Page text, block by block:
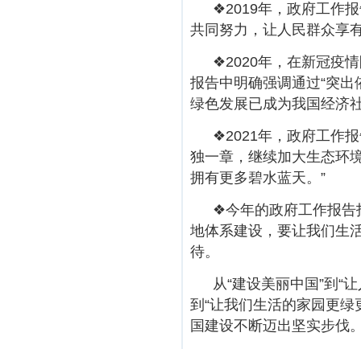
❖2019年，政府工作
共同努力，让人民群众享
❖2020年，在新冠疫
报告中明确强调通过“突出
绿色发展已成为我国经济
❖2021年，政府工作报
独一章，继续加大生态环
拥有更多碧水蓝天。”
❖今年的政府工作报告
地体系建设，要让我们生
待。
从“建设美丽中国”到“
到“让我们生活的家园更
国建设不断迈出坚实步伐